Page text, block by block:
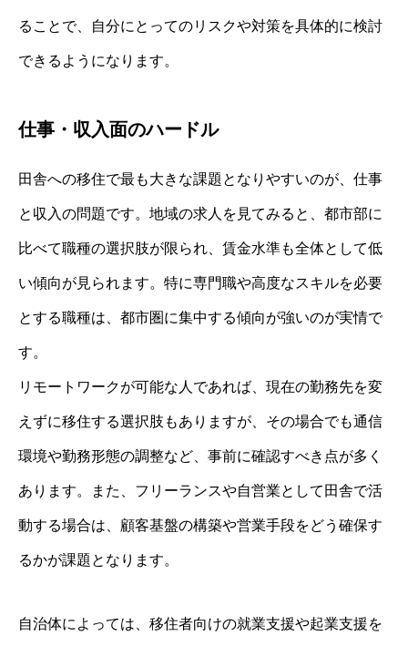
ることで、自分にとってのリスクや対策を具体的に検討
できるようになります。
仕事・収入面のハードル
田舎への移住で最も大きな課題となりやすいのが、仕事
と収入の問題です。地域の求人を見てみると、都市部に
比べて職種の選択肢が限られ、賃金水準も全体として低
い傾向が見られます。特に専門職や高度なスキルを必要
とする職種は、都市圏に集中する傾向が強いのが実情で
す。
リモートワークが可能な人であれば、現在の勤務先を変
えずに移住する選択肢もありますが、その場合でも通信
環境や勤務形態の調整など、事前に確認すべき点が多く
あります。また、フリーランスや自営業として田舎で活
動する場合は、顧客基盤の構築や営業手段をどう確保す
るかが課題となります。
自治体によっては、移住者向けの就業支援や起業支援を